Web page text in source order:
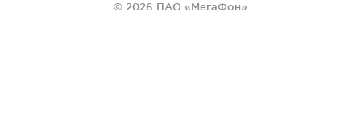
© 2026 ПАО «МегаФон»